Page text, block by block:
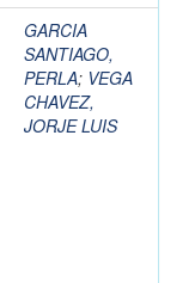
GARCIA
SANTIAGO,
PERLA; VEGA
CHAVEZ,
JORJE LUIS